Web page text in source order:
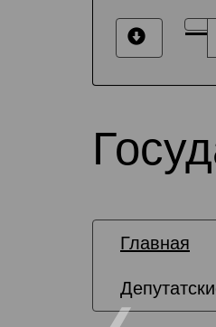
Главная